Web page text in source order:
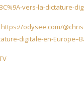
vers-la-dictature-
https://odysee.com/
digitale-en-